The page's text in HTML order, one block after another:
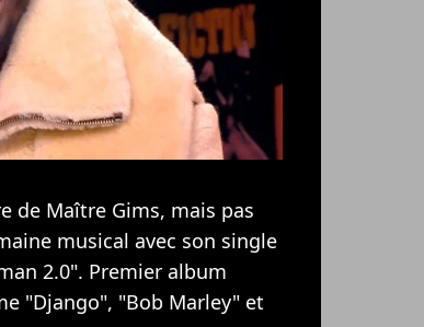
de Maître Gims, mais pas
musical avec son single
2.0". Premier album
"Django", "Bob Marley" et